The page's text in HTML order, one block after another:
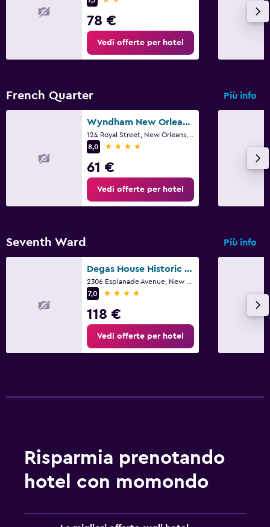
78 €
Vedi offerte per hotel
French Quarter Più info
Wyndham New Orleans - French Quarter
8,0
4 stelle
61 €
Vedi offerte per hotel
Seventh Ward Più info
Degas House Historic Boutique Hotel
7,0
4 stelle
118 €
Vedi offerte per hotel
Risparmia prenotando
hotel con momondo